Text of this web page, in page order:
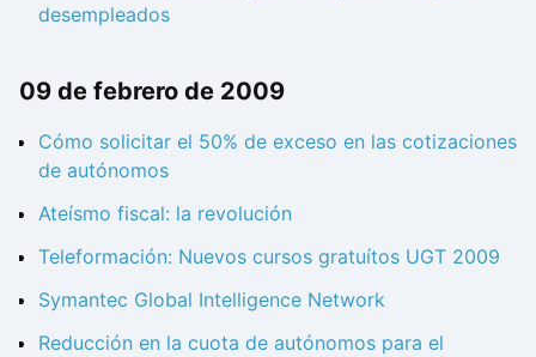
desempleados
09 de febrero de 2009
Cómo solicitar el 50% de exceso en las cotizaciones
de autónomos
Ateísmo fiscal: la revolución
Teleformación: Nuevos cursos gratuítos UGT 2009
Symantec Global Intelligence Network
Reducción en la cuota de autónomos para el